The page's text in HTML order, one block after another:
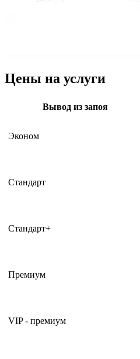
Цены на услуги
Вывод из запоя
Эконом
Стандарт
Стандарт+
Премиум
VIP - премиум